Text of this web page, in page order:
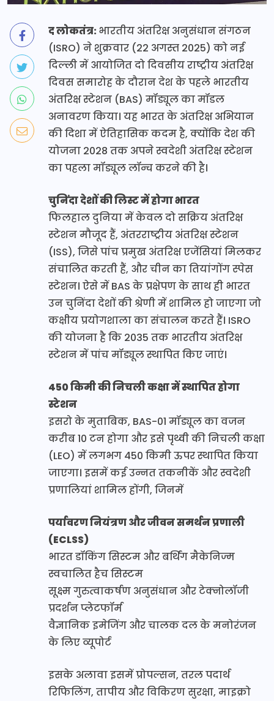
द लोकतंत्र:भारतीय अंतरिक्ष अनुसंधान संगठन
(ISRO) ने शुक्रवार (22 अगस्त 2025) को नई
दिल्ली में आयोजित दो दिवसीय राष्ट्रीय अंतरिक्ष
दिवस समारोह के दौरान देश के पहले भारतीय
अंतरिक्ष स्टेशन (BAS) मॉड्यूल का मॉडल
अनावरण किया। यह भारत के अंतरिक्ष अभियान
की दिशा में ऐतिहासिक कदम है, क्योंकि देश की
योजना 2028 तक अपने स्वदेशी अंतरिक्ष स्टेशन
का पहला मॉड्यूल लॉन्च करने की है।
चुनिंदा देशों की लिस्ट में होगा भारत
फिलहाल दुनिया में केवल दो सक्रिय अंतरिक्ष
स्टेशन मौजूद हैं, अंतरराष्ट्रीय अंतरिक्ष स्टेशन
(ISS), जिसे पांच प्रमुख अंतरिक्ष एजेंसियां मिलकर
संचालित करती हैं, और चीन का तियांगोंग स्पेस
स्टेशन। ऐसे में BAS के प्रक्षेपण के साथ ही भारत
उन चुनिंदा देशों की श्रेणी में शामिल हो जाएगा जो
कक्षीय प्रयोगशाला का संचालन करते हैं। ISRO
की योजना है कि 2035 तक भारतीय अंतरिक्ष
स्टेशन में पांच मॉड्यूल स्थापित किए जाएं।
450 किमी की निचली कक्षा में स्थापित होगा
स्टेशन
इसरो के मुताबिक, BAS-01 मॉड्यूल का वजन
करीब 10 टन होगा और इसे पृथ्वी की निचली कक्षा
(LEO) में लगभग 450 किमी ऊपर स्थापित किया
जाएगा। इसमें कई उन्नत तकनीकें और स्वदेशी
प्रणालियां शामिल होंगी, जिनमें
पर्यावरण नियंत्रण और जीवन समर्थन प्रणाली
(ECLSS)
भारत डॉकिंग सिस्टम और बर्थिंग मैकेनिज्म
स्वचालित हैच सिस्टम
सूक्ष्म गुरुत्वाकर्षण अनुसंधान और टेक्नोलॉजी
प्रदर्शन प्लेटफॉर्म
वैज्ञानिक इमेजिंग और चालक दल के मनोरंजन
के लिए व्यूपोर्ट
इसके अलावा इसमें प्रोपल्सन, तरल पदार्थ
रिफिलिंग, तापीय और विकिरण सुरक्षा, माइक्रो